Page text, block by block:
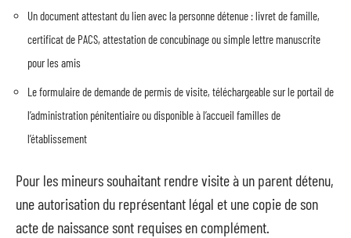
Un document attestant du lien avec la personne détenue : livret de famille,
certificat de PACS, attestation de concubinage ou simple lettre manuscrite
pour les amis
Le formulaire de demande de permis de visite, téléchargeable sur le portail de
l’administration pénitentiaire ou disponible à l’accueil familles de
l’établissement
Pour les mineurs souhaitant rendre visite à un parent détenu,
une autorisation du représentant légal et une copie de son
acte de naissance sont requises en complément.